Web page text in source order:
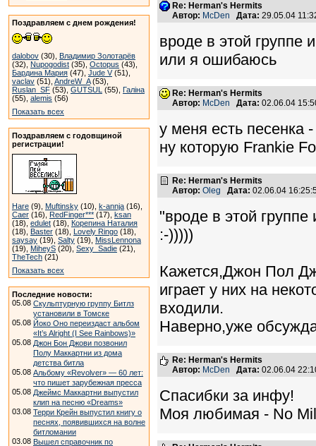
Поздравляем с днем рождения!
dalobov (30), Владимир Золотарёв
(32), Nupogodist (35), Octopus (43),
Бардина Мария (47), Jude V(51),
vaclav (51), AndreW_A(53),
Ruslan_SF (53), GUTSUL (55), Галіна
(55), alemis (56)
Показать всех
Поздравляем с годовщиной
регистрации!
Hare (9), Muftinsky (10), k-annja (16),
Caer (16), RedFinger*** (17), ksan
(18), edulet (18), Корепина Наталия
(18), Baster (18), Lovely Ringo (18),
saysay (19), Salty (19), MissLennona
(19), MiheyS (20), Sexy_Sadie (21),
TheTech (21)
Показать всех
Последние новости:
05.08 Скульптурную группу Битлз
установили в Томске
05.08 Йоко Оно переиздаст альбом
«It’s Alright (I See Rainbows)»
05.08 Джон Бон Джови позвонил
Полу Маккартни из дома
детства битла
05.08 Альбому «Revolver» — 60 лет:
что пишет зарубежная пресса
05.08 Джеймс Маккартни выпустил
клип на песню «Dreams»
03.08 Терри Крейн выпустил книгу о
песнях, появившихся на волне
битломании
03.08 Вышел справочник по
Re: Herman's Hermits
Автор: McDen Дата: 29.05.04
вроде в этой группе
или я ошибаюсь
Re: Herman's Hermits
Автор: McDen Дата: 02.06.04
у меня есть песенка
ну которую Frankie
Re: Herman's Hermits
Автор: Oleg Дата: 02.06.04
"вроде в этой
:-)))))
Кажется,Джон Пол
играет у них на
входили.
Наверно,уже
Re: Herman's Hermits
Автор: McDen Дата: 02.06.04
Спасибки за инфу!
Моя любимая - No